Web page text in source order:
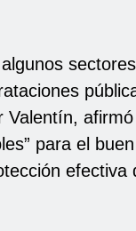
Valentín,
para el
efectiva